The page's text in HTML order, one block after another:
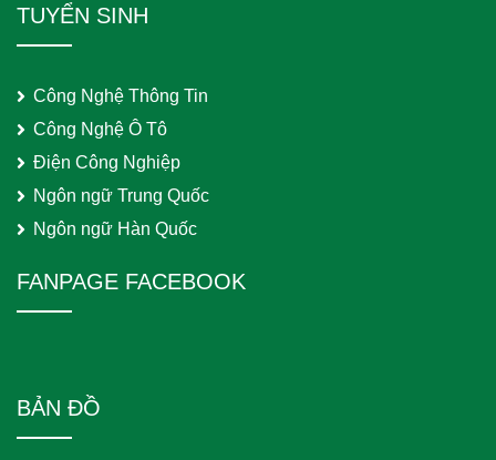
TUYỂN SINH
Công Nghệ Thông Tin
Công Nghệ Ô Tô
Điện Công Nghiệp
Ngôn ngữ Trung Quốc
Ngôn ngữ Hàn Quốc
FANPAGE FACEBOOK
BẢN ĐỒ